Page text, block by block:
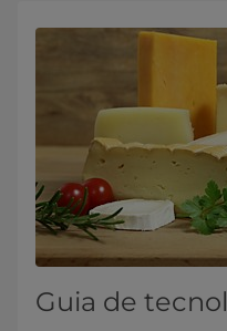
Guia de